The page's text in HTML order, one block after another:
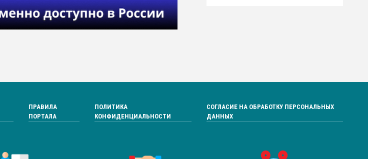
ПРАВИЛА
ПОРТАЛА
ПОЛИТИКА
КОНФИДЕНЦИАЛЬНОСТИ
СОГЛАСИЕ НА ОБРАБОТКУ ПЕРСОНАЛЬНЫХ
ДАННЫХ